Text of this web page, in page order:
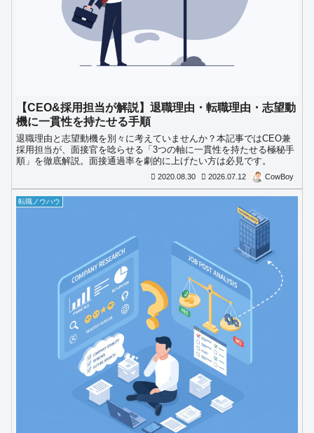
【CEO&採用担当が解説】退職理由・転職理由・志望動
機に一貫性を持たせる手順
退職理由と志望動機を別々に考えていませんか？本記事ではCEO兼
採用担当が、面接官を唸らせる「3つの軸に一貫性を持たせる極秘手
順」を徹底解説。面接通過率を劇的に上げたい方は必見です。
2020.08.30 2026.07.12 CowBoy
転職ノウハウ